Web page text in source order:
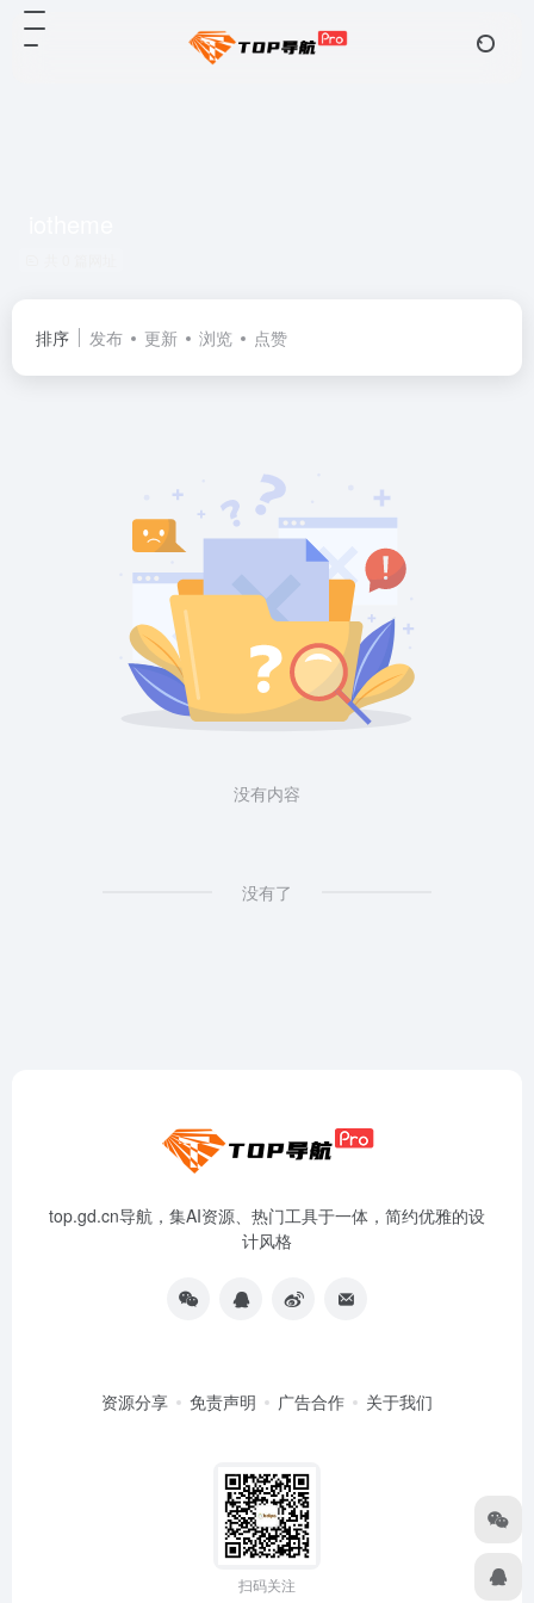
排序 发布 更新 浏览 点赞
没有内容
没有了
top.gd.cn导航，集AI资源、热门工具于一体，简约优雅的设
计风格
资源分享 免责声明 广告合作 关于我们
扫码关注